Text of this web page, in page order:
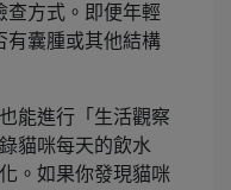
查方式。即便年輕
有囊腫或其他結構
能進行「生活觀察
貓咪每天的飲水
。如果你發現貓咪